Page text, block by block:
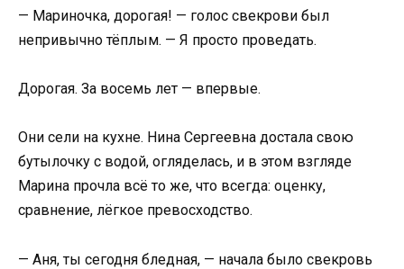
— Мариночка, дорогая! — голос свекрови был
непривычно тёплым. — Я просто проведать.
Дорогая. За восемь лет — впервые.
Они сели на кухне. Нина Сергеевна достала свою
бутылочку с водой, огляделась, и в этом взгляде
Марина прочла всё то же, что всегда: оценку,
сравнение, лёгкое превосходство.
— Аня, ты сегодня бледная, — начала было свекровь